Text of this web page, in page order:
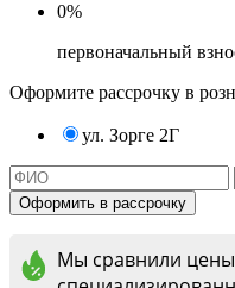
0%
первоначальный
Оформите рассрочку в
ул. Зорге 2Г
Мы сравнили цены